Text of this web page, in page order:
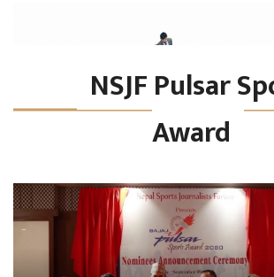
NSJF Pulsar
Award